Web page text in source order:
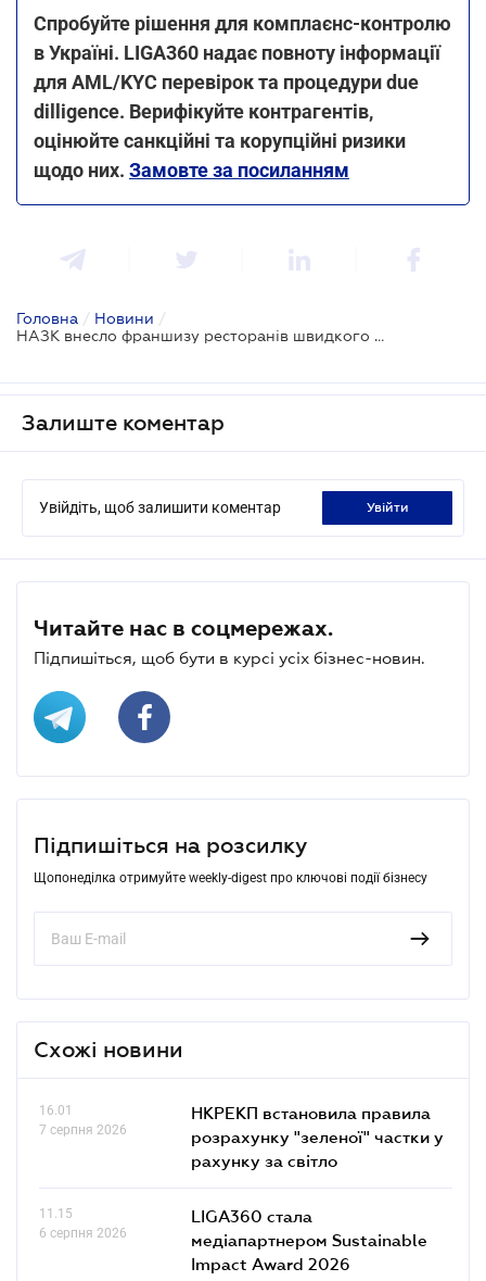
Спробуйте рішення для комплаєнс-контролю
в Україні. LIGA360 надає повноту інформації
для AML/KYC перевірок та процедури due
dilligence. Верифікуйте контрагентів,
оцінюйте санкційні та корупційні ризики
щодо них. Замовте за посиланням
Головна / Новини /
НАЗК внесло франшизу ресторанів швидкого харчування Subway до переліку міжнародних спонсорів війни
Залиште коментар
Увійдіть, щоб залишити коментар увійти
Читайте нас в соцмережах.
Підпишіться, щоб бути в курсі усіх бізнес-новин.
Підпишіться на розсилку
Щопонеділка отримуйте weekly-digest про ключові події бізнесу
Схожі новини
16.01
7 серпня 2026
НКРЕКП встановила правила
розрахунку "зеленої" частки у
рахунку за світло
11.15
6 серпня 2026
LIGA360 стала
медіапартнером Sustainable
Impact Award 2026